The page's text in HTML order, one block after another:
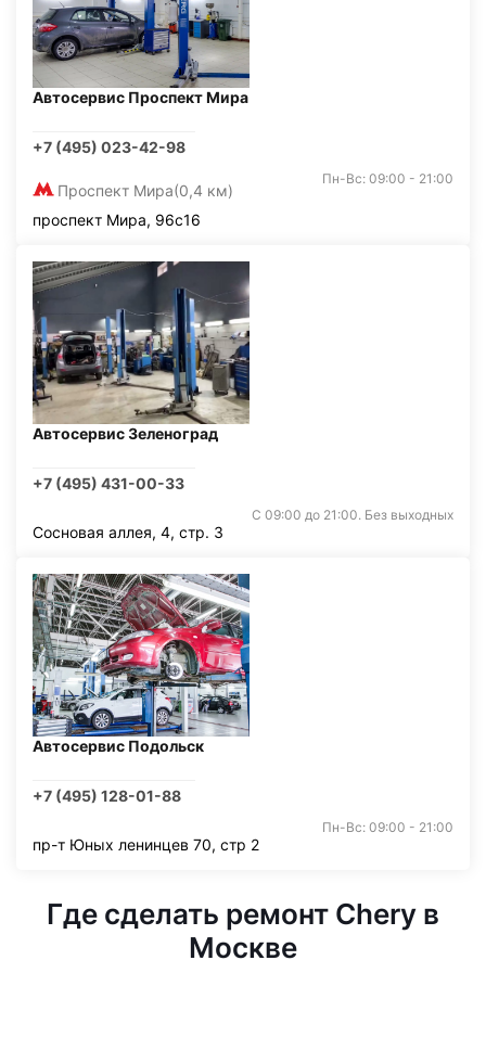
Автосервис Проспект Мира
+7 (495) 023-42-98
Проспект Мира(0,4 км)
Пн-Вс: 09:00 - 21:00
проспект Мира, 96с16
Автосервис Зеленоград
+7 (495) 431-00-33
С 09:00 до 21:00. Без выходных
Сосновая аллея, 4, стр. 3
Автосервис Подольск
+7 (495) 128-01-88
Пн-Вс: 09:00 - 21:00
пр-т Юных ленинцев 70, стр 2
Где сделать ремонт Chery в
Москве